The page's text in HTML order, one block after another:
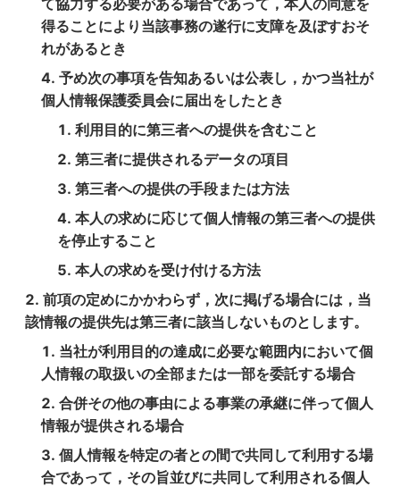
て協力する必要がある場合であって，本人の同意を
得ることにより当該事務の遂行に支障を及ぼすおそ
れがあるとき
予め次の事項を告知あるいは公表し，かつ当社が
個人情報保護委員会に届出をしたとき
利用目的に第三者への提供を含むこと
第三者に提供されるデータの項目
第三者への提供の手段または方法
本人の求めに応じて個人情報の第三者への提供
を停止すること
本人の求めを受け付ける方法
前項の定めにかかわらず，次に掲げる場合には，当
該情報の提供先は第三者に該当しないものとします。
当社が利用目的の達成に必要な範囲内において個
人情報の取扱いの全部または一部を委託する場合
合併その他の事由による事業の承継に伴って個人
情報が提供される場合
個人情報を特定の者との間で共同して利用する場
合であって，その旨並びに共同して利用される個人